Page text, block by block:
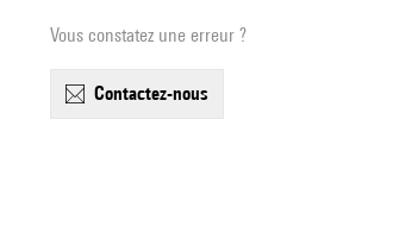
Vous constatez une erreur ?
contactez-nous